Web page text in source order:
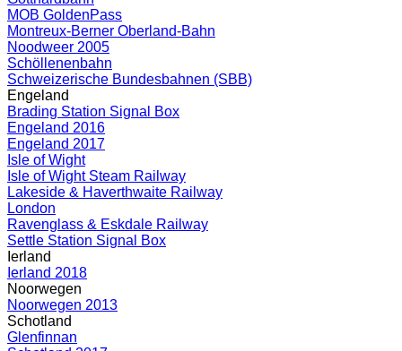
MOB GoldenPass
Montreux-Berner Oberland-Bahn
Noodweer 2005
Schöllenenbahn
Schweizerische Bundesbahnen (SBB)
Engeland
Brading Station Signal Box
Engeland 2016
Engeland 2017
Isle of Wight
Isle of Wight Steam Railway
Lakeside & Haverthwaite Railway
London
Ravenglass & Eskdale Railway
Settle Station Signal Box
Ierland
Ierland 2018
Noorwegen
Noorwegen 2013
Schotland
Glenfinnan